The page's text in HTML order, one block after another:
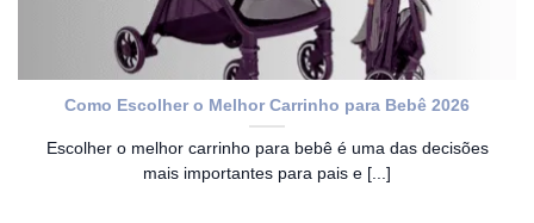
Como Escolher o Melhor Carrinho para Bebê 2026
Escolher o melhor carrinho para bebê é uma das decisões
mais importantes para pais e [...]